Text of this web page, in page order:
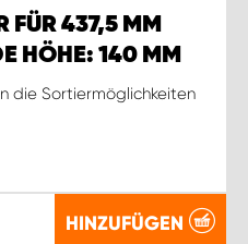
FÜR 437,5 MM
HÖHE: 140 MM
die Sortiermöglichkeiten
HINZUFÜGEN